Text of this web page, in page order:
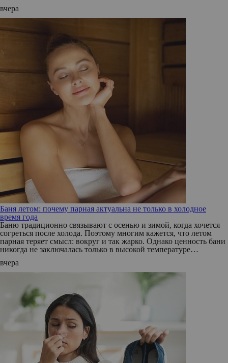
вчера
Баня летом: почему парная актуальна не только в холодное
время года
Баню традиционно связывают с осенью и зимой, когда хочется
согреться после холода. Поэтому многим кажется, что летом
парная теряет смысл: вокруг и так жарко. Однако ценность бани
никогда не заключалась только в высокой температуре…
вчера